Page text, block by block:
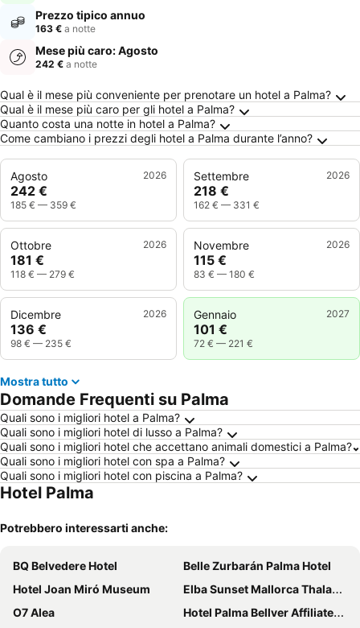
Prezzo tipico annuo
163 € a notte
Mese più caro: Agosto
242 € a notte
Domande Frequenti su Palma
Qual è il mese più conveniente per prenotare un hotel a Palma?
Qual è il mese più caro per gli hotel a Palma?
Quanto costa una notte in hotel a Palma?
Come cambiano i prezzi degli hotel a Palma durante l’anno?
Agosto 2026
242 €
185 € — 359 €
Settembre 2026
218 €
162 € — 331 €
Ottobre 2026
181 €
118 € — 279 €
Novembre 2026
115 €
83 € — 180 €
Dicembre 2026
136 €
98 € — 235 €
Gennaio 2027
101 €
72 € — 221 €
Mostra tutto
Domande Frequenti su Palma
Quali sono i migliori hotel a Palma?
Quali sono i migliori hotel di lusso a Palma?
Quali sono i migliori hotel che accettano animali domestici a Palma?
Quali sono i migliori hotel con spa a Palma?
Quali sono i migliori hotel con piscina a Palma?
Hotel Palma
Potrebbero interessarti anche:
BQ Belvedere Hotel
Belle Zurbarán Palma Hotel
Hotel Joan Miró Museum
Elba Sunset Mallorca Thalasso Spa
O7 Alea
Hotel Palma Bellver Affiliated by Meliá